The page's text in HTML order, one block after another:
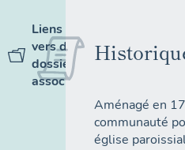
Liens
vers des
dossiers
associés
Aménagé en
communauté
église